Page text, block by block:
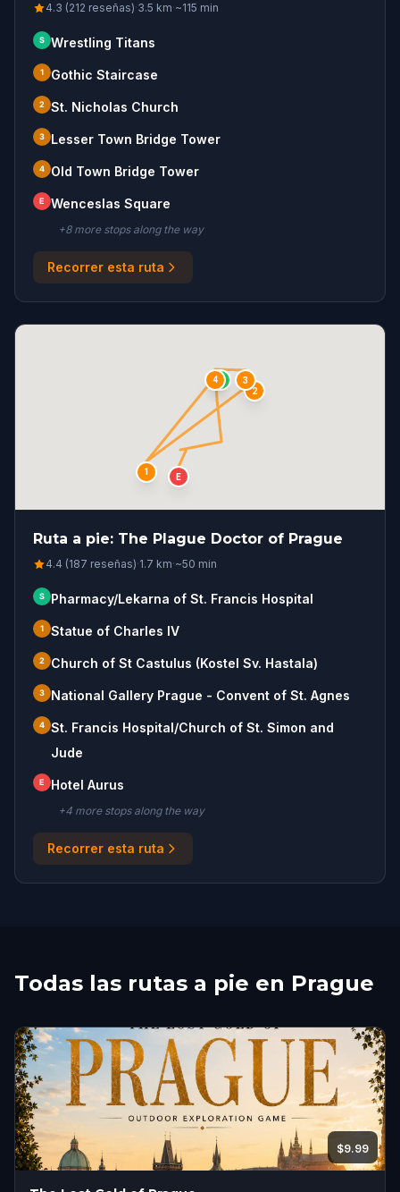
4.3 (212 reseñas)·3.5 km·~115 min
S Wrestling Titans
1 Gothic Staircase
2 St. Nicholas Church
3 Lesser Town Bridge Tower
4 Old Town Bridge Tower
E Wenceslas Square
+8more stopsalong the way
Recorrer esta ruta
S
1
2
3
4
E
Ruta a pie: The Plague Doctor of Prague
4.4 (187 reseñas)·1.7 km·~50 min
S Pharmacy/Lekarna of St. Francis Hospital
1 Statue of Charles IV
2 Church of St Castulus (Kostel Sv. Hastala)
3 National Gallery Prague - Convent of St. Agnes
4
St. Francis Hospital/Church of St. Simon and
Jude
E Hotel Aurus
+4 more stopsalong the way
Recorrer esta ruta
Todas las rutas a pie en Prague
$9.99